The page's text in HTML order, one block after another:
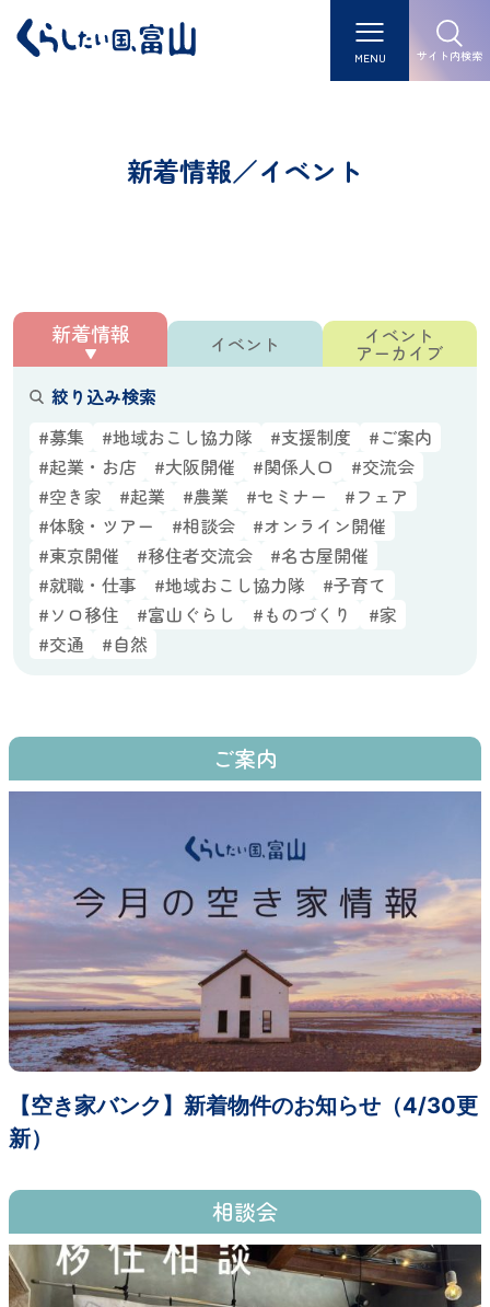
MENU サイト内検索
新着情報／イベント
新着情報 イベント イベント
アーカイブ
絞り込み検索
#募集
#地域おこし協力隊 #支援制度
#ご案内
#起業・お店
#大阪開催 #関係人口
#交流会
#空き家
#起業 #農業 #セミナー
#フェア
#体験・ツアー
#相談会
#オンライン開催
#東京開催
#移住者交流会
#名古屋開催
#就職・仕事
#地域おこし協力隊
#子育て
#ソロ移住
#富山ぐらし #ものづくり
#家
#交通
#自然
ご案内
【空き家バンク】新着物件のお知らせ（4/30更
新）
相談会